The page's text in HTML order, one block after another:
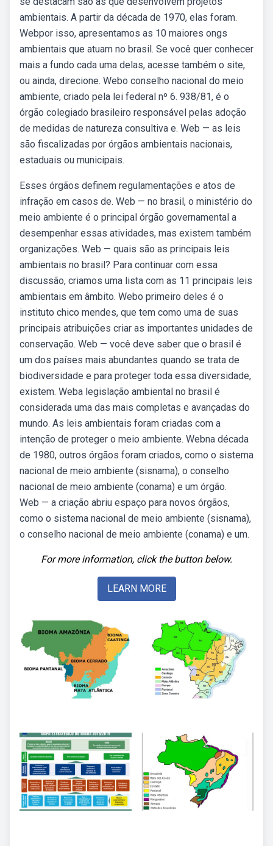
ambientais. A partir da década de 1970, elas foram.
Webpor isso, apresentamos as 10 maiores ongs
ambientais que atuam no brasil. Se você quer conhecer
mais a fundo cada uma delas, acesse também o site,
ou ainda, direcione. Webo conselho nacional do meio
ambiente, criado pela lei federal nº 6. 938/81, é o
órgão colegiado brasileiro responsável pelas adoção
de medidas de natureza consultiva e. Web — as leis
são fiscalizadas por órgãos ambientais nacionais,
estaduais ou municipais.
Esses órgãos definem regulamentações e atos de
infração em casos de. Web — no brasil, o ministério do
meio ambiente é o principal órgão governamental a
desempenhar essas atividades, mas existem também
organizações. Web — quais são as principais leis
ambientais no brasil? Para continuar com essa
discussão, criamos uma lista com as 11 principais leis
ambientais em âmbito. Webo primeiro deles é o
instituto chico mendes, que tem como uma de suas
principais atribuições criar as importantes unidades de
conservação. Web — você deve saber que o brasil é
um dos países mais abundantes quando se trata de
biodiversidade e para proteger toda essa diversidade,
existem. Weba legislação ambiental no brasil é
considerada uma das mais completas e avançadas do
mundo. As leis ambientais foram criadas com a
intenção de proteger o meio ambiente. Webna década
de 1980, outros órgãos foram criados, como o sistema
nacional de meio ambiente (sisnama), o conselho
nacional de meio ambiente (conama) e um órgão.
Web — a criação abriu espaço para novos órgãos,
como o sistema nacional de meio ambiente (sisnama),
o conselho nacional de meio ambiente (conama) e um.
For more information, click the button below.
LEARN MORE